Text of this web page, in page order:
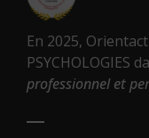
En 2025,
PSYCHOLOGIES
professionnel et